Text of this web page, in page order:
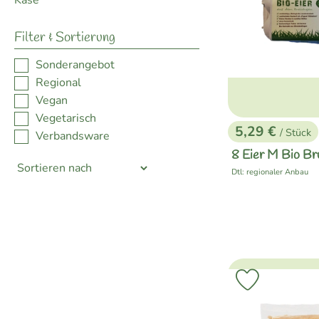
Filter & Sortierung
Sonderangebot
Regional
Vegan
Vegetarisch
Verbandsware
, Preis:
5,29 € / Stück
8 Eier M Bio
, Herkunft:
Dtl: regionaler Anbau
Produkt